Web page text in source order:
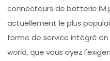
connecteurs de batterie IM
actuellement le plus
forme de service intégré en
world, que vous ayez